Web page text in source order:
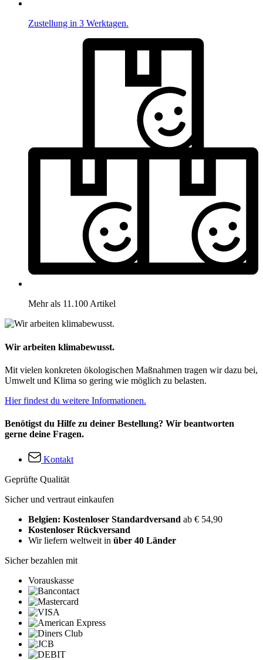
Zustellung in 3 Werktagen.
Mehr als 11.100 Artikel
Wir arbeiten klimabewusst.
Mit vielen konkreten ökologischen Maßnahmen tragen wir dazu bei,
Umwelt und Klima so gering wie möglich zu belasten.
Hier findest du weitere Informationen.
Benötigst du Hilfe zu deiner Bestellung? Wir beantworten
gerne deine Fragen.
Kontakt
Geprüfte Qualität
Sicher und vertraut einkaufen
Belgien: Kostenloser Standardversand ab € 54,90
Kostenloser Rückversand
Wir liefern weltweit in über 40 Länder
Sicher bezahlen mit
Vorauskasse